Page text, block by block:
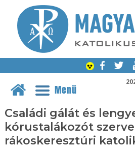
Menü
Családi gálát és
kórustalákozót
rákoskeresztúri